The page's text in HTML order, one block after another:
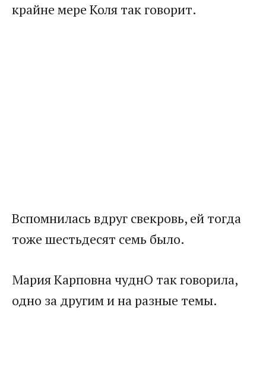
крайне мере Коля так говорит.
Вспомнилась вдруг свекровь, ей тогда
тоже шестьдесят семь было.
Мария Карповна чуднО так говорила,
одно за другим и на разные темы.